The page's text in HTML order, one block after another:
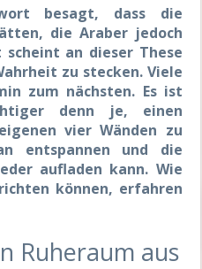
besagt, dass die
die Araber jedoch
an dieser These
zu stecken. Viele
zum nächsten. Es ist
denn je, einen
vier Wänden zu
entspannen und die
aufladen kann. Wie
können, erfahren
Ruheraum aus